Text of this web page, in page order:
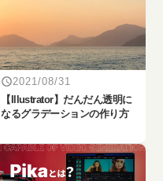
2021/08/31
【Illustrator】だんだん透明に
なるグラデーションの作り方